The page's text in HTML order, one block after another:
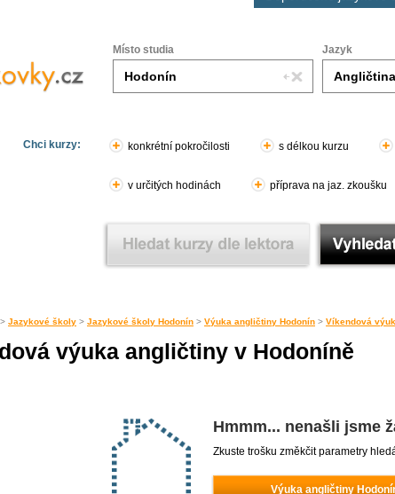
Místo studia Jazyk
Chci kurzy: konkrétní pokročilosti s délkou kurzu
v určitých hodinách příprava na jaz. zkoušku
> Jazykové školy > Jazykové školy Hodonín > Výuka angličtiny Hodonín > Víkendová
výuka angličtiny v Hodoníně
Hmmm... nenašli jsme
Zkuste trošku změkčit parametry
Výuka angličtiny